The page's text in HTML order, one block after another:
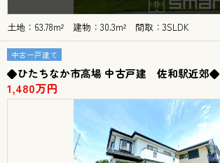
土地：63.78m² 建物：30.3m² 間取：3SLDK
中古一戸建て
◆ひたちなか市高場 中古戸建 佐和駅近郊◆
1,480万円